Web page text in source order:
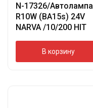
N-17326/Автолампа
R10W (BA15s) 24V
NARVA /10/200 HIT
В корзину